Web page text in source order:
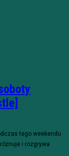
tego weekendu
i rozgrywa